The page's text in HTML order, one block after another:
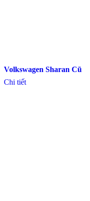
Volkswagen Sharan Cũ
Chi tiết